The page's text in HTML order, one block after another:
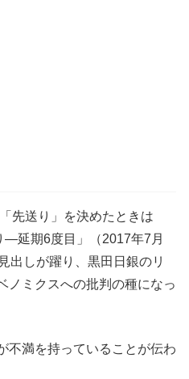
先送り」を決めたときは
―延期6度目」（2017年7月
出しが躍り、黒田日銀のリ
ノミクスへの批判の種になっ
満を持っていることが伝わ